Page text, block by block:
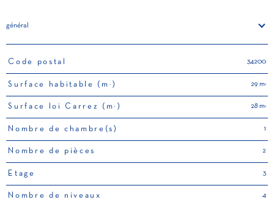
général
TRAD_PAMPERO_Caracteristique
Code postal 34200
Surface habitable (m²) 29 m²
Surface loi Carrez (m²) 28 m²
Nombre de chambre(s) 1
Nombre de pièces 2
Etage 3
Nombre de niveaux 4